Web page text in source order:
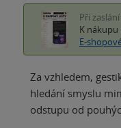
Při
K nákupu
E-
Za vzhledem,
hledání smyslu
odstupu od